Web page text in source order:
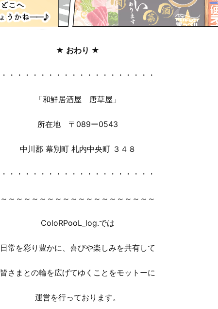
★ おわり ★
・・・・・・・・・・・・・・・・・・・・
「和鮮居酒屋 唐草屋」
所在地 〒089ー0543
中川郡 幕別町 札内中央町 ３４８
・・・・・・・・・・・・・・・・・・・・
～～～～～～～～～～～～～～～～～～～～
ColoRPooL_log.では
日常を彩り豊かに、喜びや楽しみを共有して
皆さまとの輪を広げてゆくことをモットーに
運営を行っております。